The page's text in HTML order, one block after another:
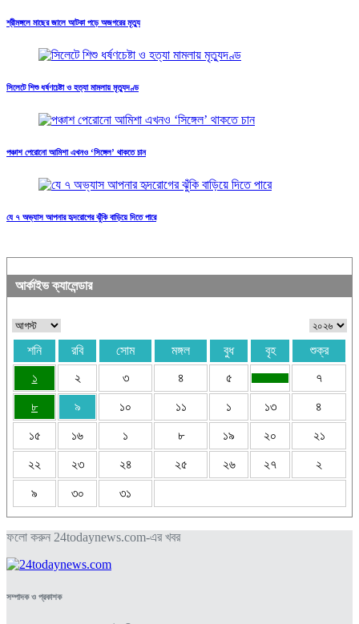
শ্রীমঙ্গলে মাছের জালে আটকা পড়ে অজগরের মৃত্যু
সিলেটে শিশু ধর্ষণচেষ্টা ও হত্যা মামলায় মৃত্যুদণ্ড
পঞ্চাশ পেরোনো আমিশা এখনও ‘সিঙ্গেল’ থাকতে চান
যে ৭ অভ্যাস আপনার হৃদরোগের ঝুঁকি বাড়িয়ে দিতে পারে
আর্কাইভ ক্যালেন্ডার
শনি রবি সোম মঙ্গল বুধ বৃহ
শুক্র
১
২ ৩ ৪ ৫ ৭
৮ ৯ ১০ ১১ ১ ১৩ ৪
১৫ ১৬ ১ ৮ ১৯ ২০ ২১
২২ ২৩ ২৪ ২৫ ২৬ ২৭ ২
৯ ৩০ ৩১
ফলো করুন 24todaynews.com-এর খবর
সম্পাদক ও প্রকাশক